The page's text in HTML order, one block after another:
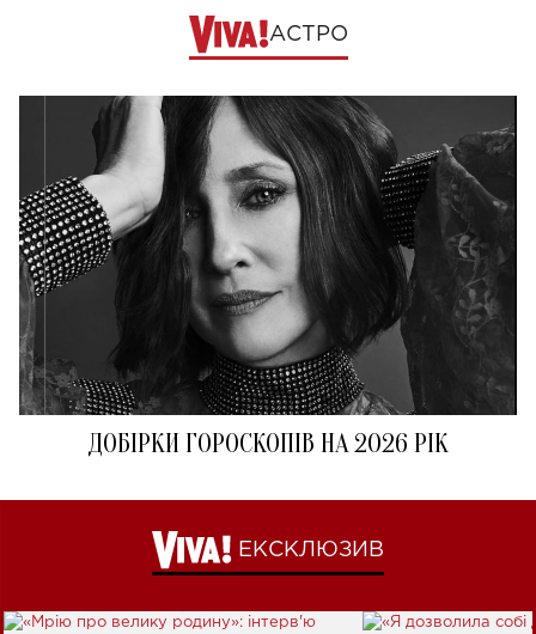
АСТРО
ДОБІРКИ ГОРОСКОПІВ НА 2026 РІК
ЕКСКЛЮЗИВ